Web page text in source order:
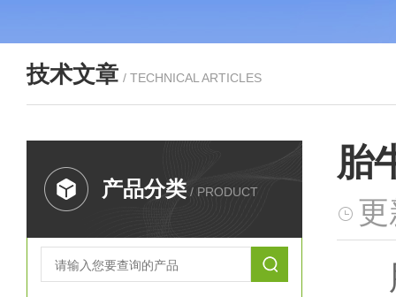
技术文章 / TECHNICAL ARTICLES
产品分类 / PRODUCT
胎